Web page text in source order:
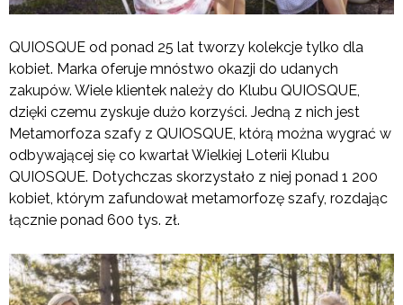
QUIOSQUE od ponad 25 lat tworzy kolekcje tylko dla
kobiet. Marka oferuje mnóstwo okazji do udanych
zakupów. Wiele klientek należy do Klubu QUIOSQUE,
dzięki czemu zyskuje dużo korzyści. Jedną z nich jest
Metamorfoza szafy z QUIOSQUE, którą można wygrać w
odbywającej się co kwartał Wielkiej Loterii Klubu
QUIOSQUE. Dotychczas skorzystało z niej ponad 1 200
kobiet, którym zafundował metamorfozę szafy, rozdając
łącznie ponad 600 tys. zł.